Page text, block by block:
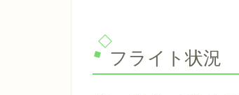
フライト状況